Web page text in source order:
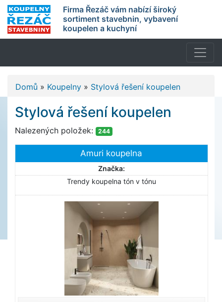
Firma Řezáč vám nabízí široký
sortiment stavebnin, vybavení
koupelen a kuchyní
Domů » Koupelny » Stylová řešení koupelen
Stylová řešení koupelen
Nalezených položek: 244
Amuri koupelna
Značka:
Trendy koupelna tón v tónu